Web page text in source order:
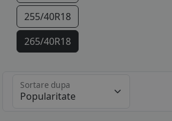
255/40R18
265/40R18
225/40R19
Sortare dupa